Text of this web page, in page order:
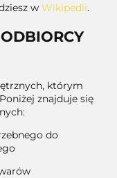
w Wikipedii.
którym
znajduje się
do